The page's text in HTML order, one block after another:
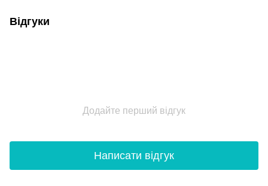
Відгуки
Додайте перший відгук
Написати відгук